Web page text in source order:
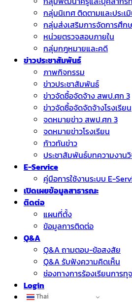
กลุ่มนิเทศ ติดตามและประเ
กลุ่มส่งเสริมการจัดการศึก
หน่วยตรวจสอบภายใน
กลุ่มกฎหมายและคดี
ข่าวประชาสัมพันธ์
ภาพกิจกรรม
ข่าวประชาสัมพันธ์
ข่าวจัดชื้อจัดจ้าง สพป.ศก 3
ข่าวจัดซื้อจัดจัดจ้างโรงเรียน
จดหมายข่าว สพป.ศก 3
จดหมายข่าวโรงเรียน
ก้าวทันข่าว
ประชาสัมพันธ์บทความงาน
E-Service
คู่มือการใช้งานระบบ E-
เปิดเผยข้อมูลสาธารณะ
ติดต่อ
แผนที่ตั้ง
ข้อมูลการติดต่อ
Q&A
Q&A ถามตอบ-ข้อสงสัย
Q&A รับฟังความคิดเห็น
ช่องทางการร้องเรียนการ
Login
Thai